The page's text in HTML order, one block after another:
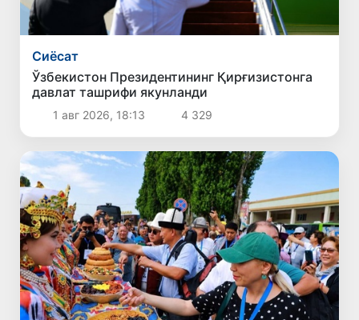
Сиёсат
Ўзбекистон Президентининг Қирғизистонга
давлат ташрифи якунланди
1 авг 2026, 18:13 4 329